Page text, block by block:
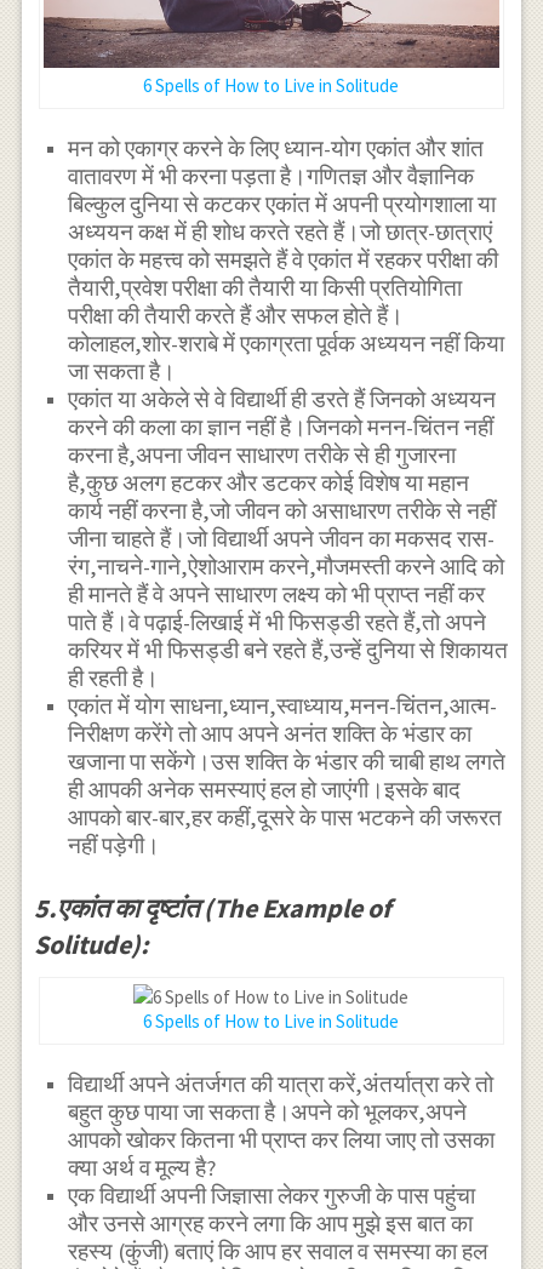
6 Spells of How to Live in Solitude
मन को एकाग्र करने के लिए ध्यान-योग एकांत और शांत
वातावरण में भी करना पड़ता है।गणितज्ञ और वैज्ञानिक
बिल्कुल दुनिया से कटकर एकांत में अपनी प्रयोगशाला या
अध्ययन कक्ष में ही शोध करते रहते हैं।जो छात्र-छात्राएं
एकांत के महत्त्व को समझते हैं वे एकांत में रहकर परीक्षा की
तैयारी,प्रवेश परीक्षा की तैयारी या किसी प्रतियोगिता
परीक्षा की तैयारी करते हैं और सफल होते हैं।
कोलाहल,शोर-शराबे में एकाग्रता पूर्वक अध्ययन नहीं किया
जा सकता है।
एकांत या अकेले से वे विद्यार्थी ही डरते हैं जिनको अध्ययन
करने की कला का ज्ञान नहीं है।जिनको मनन-चिंतन नहीं
करना है,अपना जीवन साधारण तरीके से ही गुजारना
है,कुछ अलग हटकर और डटकर कोई विशेष या महान
कार्य नहीं करना है,जो जीवन को असाधारण तरीके से नहीं
जीना चाहते हैं।जो विद्यार्थी अपने जीवन का मकसद रास-
रंग,नाचने-गाने,ऐशोआराम करने,मौजमस्ती करने आदि को
ही मानते हैं वे अपने साधारण लक्ष्य को भी प्राप्त नहीं कर
पाते हैं।वे पढ़ाई-लिखाई में भी फिसड्डी रहते हैं,तो अपने
करियर में भी फिसड्डी बने रहते हैं,उन्हें दुनिया से शिकायत
ही रहती है।
एकांत में योग साधना,ध्यान,स्वाध्याय,मनन-चिंतन,आत्म-
निरीक्षण करेंगे तो आप अपने अनंत शक्ति के भंडार का
खजाना पा सकेंगे।उस शक्ति के भंडार की चाबी हाथ लगते
ही आपकी अनेक समस्याएं हल हो जाएंगी।इसके बाद
आपको बार-बार,हर कहीं,दूसरे के पास भटकने की जरूरत
नहीं पड़ेगी।
5.एकांत का दृष्टांत (The Example of
Solitude):
6 Spells of How to Live in Solitude
विद्यार्थी अपने अंतर्जगत की यात्रा करें,अंतर्यात्रा करे तो
बहुत कुछ पाया जा सकता है।अपने को भूलकर,अपने
आपको खोकर कितना भी प्राप्त कर लिया जाए तो उसका
क्या अर्थ व मूल्य है?
एक विद्यार्थी अपनी जिज्ञासा लेकर गुरुजी के पास पहुंचा
और उनसे आग्रह करने लगा कि आप मुझे इस बात का
रहस्य (कुंजी) बताएं कि आप हर सवाल व समस्या का हल